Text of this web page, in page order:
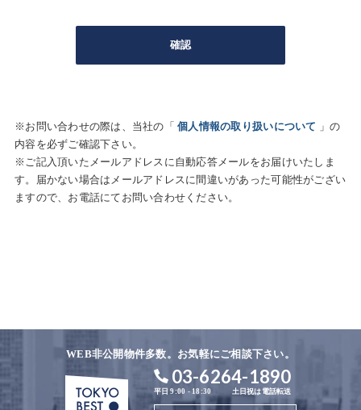
※お問い合わせの際は、当社の「個人情報の取り扱いについて 」の
内容を必ずご確認下さい。
※ご記入頂いたメールアドレスに自動応答メールをお届けいたしま
す。届かない場合はメールアドレスに間違いがあった可能性がござい
ますので、お電話にてお問い合わせください。
WEB非公開物件多数。お気軽にご相談下さい。
03-6264-1890
平日 9:00 - 18:30 土日祝は電話転送